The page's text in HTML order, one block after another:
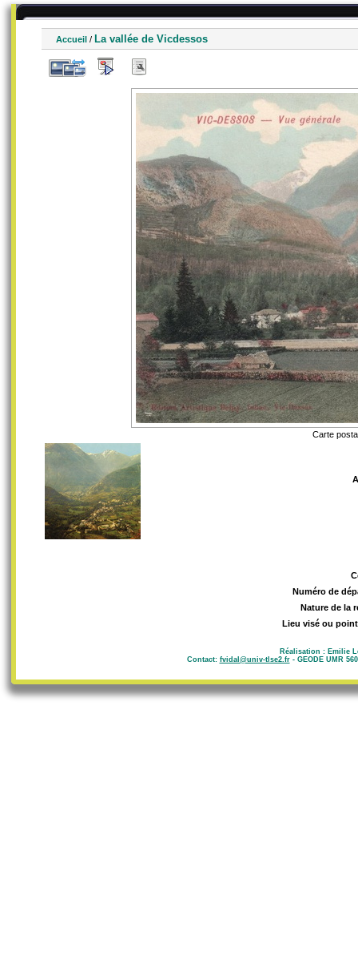
Accueil / La vallée de Vicdessos
Carte
Numéro de
Nature de la
Lieu visé ou
Réalisation : Emilie
Contact: fvidal@univ-tlse2.fr- GEODE UMR